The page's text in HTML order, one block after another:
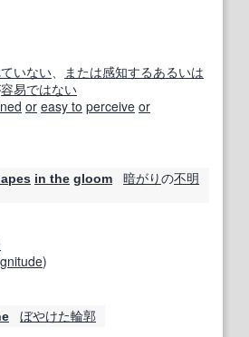
いない または感知するあるいは
容易ではない
or easy to perceive or
in the gloom 暗がりの不明
)
ぼやけた輪郭